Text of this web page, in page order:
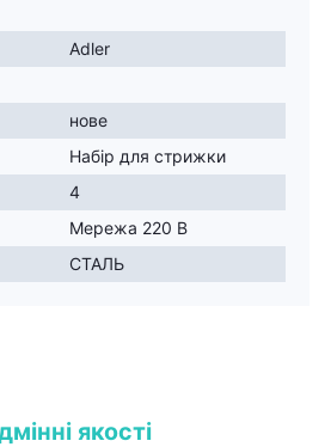
Adler
нове
Набір для стрижки
4
Мережа 220 В
СТАЛЬ
якості